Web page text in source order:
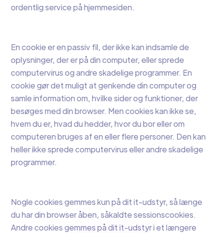
ordentlig service på hjemmesiden.
En cookie er en passiv fil, der ikke kan indsamle de
oplysninger, der er på din computer, eller sprede
computervirus og andre skadelige programmer. En
cookie gør det muligt at genkende din computer og
samle information om, hvilke sider og funktioner, der
besøges med din browser. Men cookies kan ikke se,
hvem du er, hvad du hedder, hvor du bor eller om
computeren bruges af en eller flere personer. Den kan
heller ikke sprede computervirus eller andre skadelige
programmer.
Nogle cookies gemmes kun på dit it-udstyr, så længe
du har din browser åben, såkaldte sessionscookies.
Andre cookies gemmes på dit it-udstyr i et længere